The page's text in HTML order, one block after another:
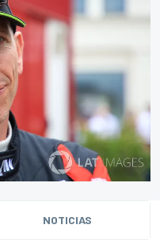
NOTICIAS